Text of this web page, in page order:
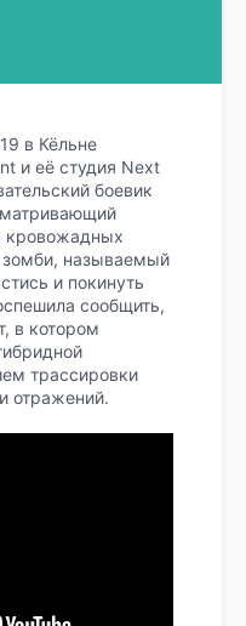
в Кёльне
и её студия Next
боевик
кровожадных
зомби, называемый
и покинуть
сообщить,
в котором
трассировки
отражений.